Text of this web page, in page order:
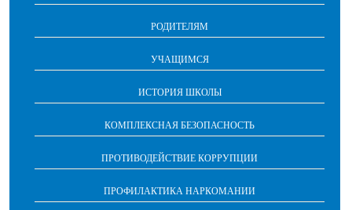
РОДИТЕЛЯМ
УЧАЩИМСЯ
ИСТОРИЯ ШКОЛЫ
КОМПЛЕКСНАЯ БЕЗОПАСНОСТЬ
ПРОТИВОДЕЙСТВИЕ КОРРУПЦИИ
ПРОФИЛАКТИКА НАРКОМАНИИ